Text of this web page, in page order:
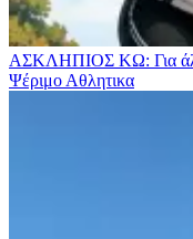
ΑΣΚΛΗΠΙΟΣ ΚΩ: Για
Ψέριμο Αθλητικα